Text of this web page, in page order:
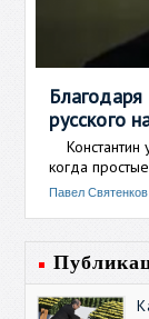
русского
Константин
когда
Павел Святенков